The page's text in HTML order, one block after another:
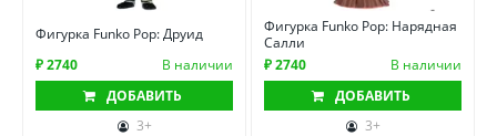
Фигурка Funko Pop: Друид
₽ 2740
В наличии
ДОБАВИТЬ
3+
Фигурка Funko Pop: Нарядная
Салли
₽ 2740
В наличии
ДОБАВИТЬ
3+